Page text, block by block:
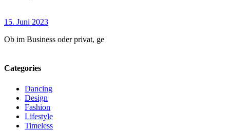
15. Juni 2023
Ob im Business oder privat, ge
Categories
Dancing
Design
Fashion
Lifestyle
Timeless